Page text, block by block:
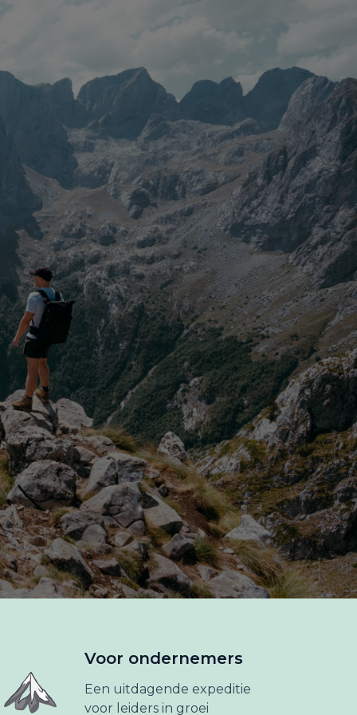
Voor ondernemers
Een uitdagende expeditie
voor leiders in groei